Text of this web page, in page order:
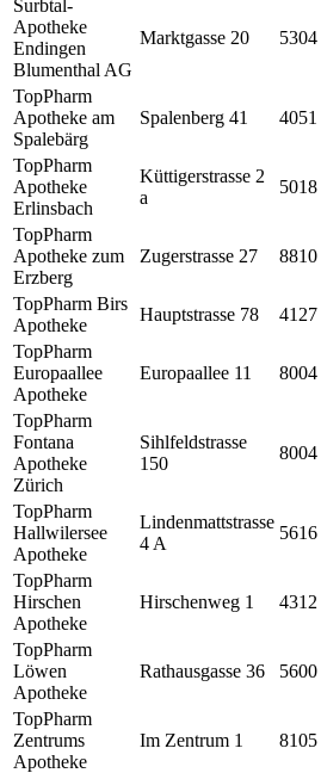
Surbtal-
Apotheke
Endingen
Blumenthal AG
Marktgasse 20 5304
TopPharm
Apotheke am
Spalebärg
Spalenberg 41 4051
TopPharm
Apotheke
Erlinsbach
Küttigerstrasse 2
a
5018
TopPharm
Apotheke zum
Erzberg
Zugerstrasse 27 8810
TopPharm Birs
Apotheke
Hauptstrasse 78 4127
TopPharm
Europaallee
Apotheke
Europaallee 11 8004
TopPharm
Fontana
Apotheke
Zürich
Sihlfeldstrasse
150
8004
TopPharm
Hallwilersee
Apotheke
Lindenmattstrasse
4 A
5616
TopPharm
Hirschen
Apotheke
Hirschenweg 1 4312
TopPharm
Löwen
Apotheke
Rathausgasse 36 5600
TopPharm
Zentrums
Apotheke
Im Zentrum 1 8105